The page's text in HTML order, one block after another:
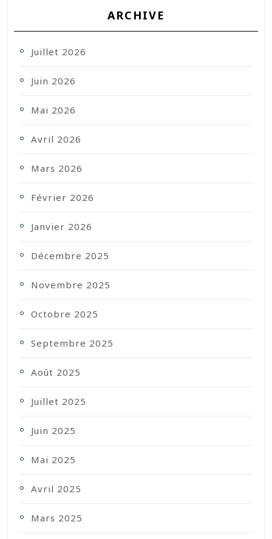
ARCHIVE
Juillet 2026
Juin 2026
Mai 2026
Avril 2026
Mars 2026
Février 2026
Janvier 2026
Décembre 2025
Novembre 2025
Octobre 2025
Septembre 2025
Août 2025
Juillet 2025
Juin 2025
Mai 2025
Avril 2025
Mars 2025